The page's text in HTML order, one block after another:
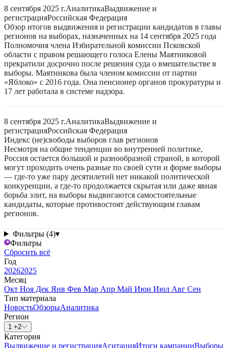
8 сентября 2025 г.АналитикаВыдвижение и
регистрацияРоссийская Федерация
Обзор итогов выдвижения и регистрации кандидатов в главы
регионов на выборах, назначенных на 14 сентября 2025 года
Полномочия члена Избирательной комиссии Псковской
области с правом решающего голоса Елены Маятниковой
прекратили досрочно после решения суда о вмешательстве в
выборы. Маятникова была членом комиссии от партии
«Яблоко» с 2016 года. Она пенсионер органов прокуратуры и
17 лет работала в системе надзора.
8 сентября 2025 г.АналитикаВыдвижение и
регистрацияРоссийская Федерация
Индекс (не)свободы выборов глав регионов
Несмотря на общие тенденции во внутренней политике,
Россия остается большой и разнообразной страной, в которой
могут проходить очень разные по своей сути и форме выборы
— где-то уже пару десятилетий нет никакой политической
конкуренции, а где-то продолжается скрытая или даже явная
борьба элит, на выборы выдвигаются самостоятельные
кандидаты, которые противостоят действующим главам
регионов.
Фильтры (4)▾
Фильтры
Сбросить всё
Год
20262025
Месяц
Окт Ноя Дек Янв Фев Мар Апр Май Июн Июл Авг Сен
Тип материала
НовостьОбзорыАналитика
Регион
1 +2
Категория
Выдвижение и регистрацияАгитацияИтоги кампанииВыборы